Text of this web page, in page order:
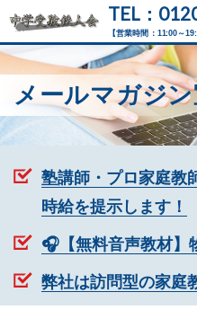
【営業時間：11:00～
TEL：
メールマガジ
塾講師・プロ家庭教
時給を提示します！
🎧【無料音声教材】
弊社は訪問型の家庭